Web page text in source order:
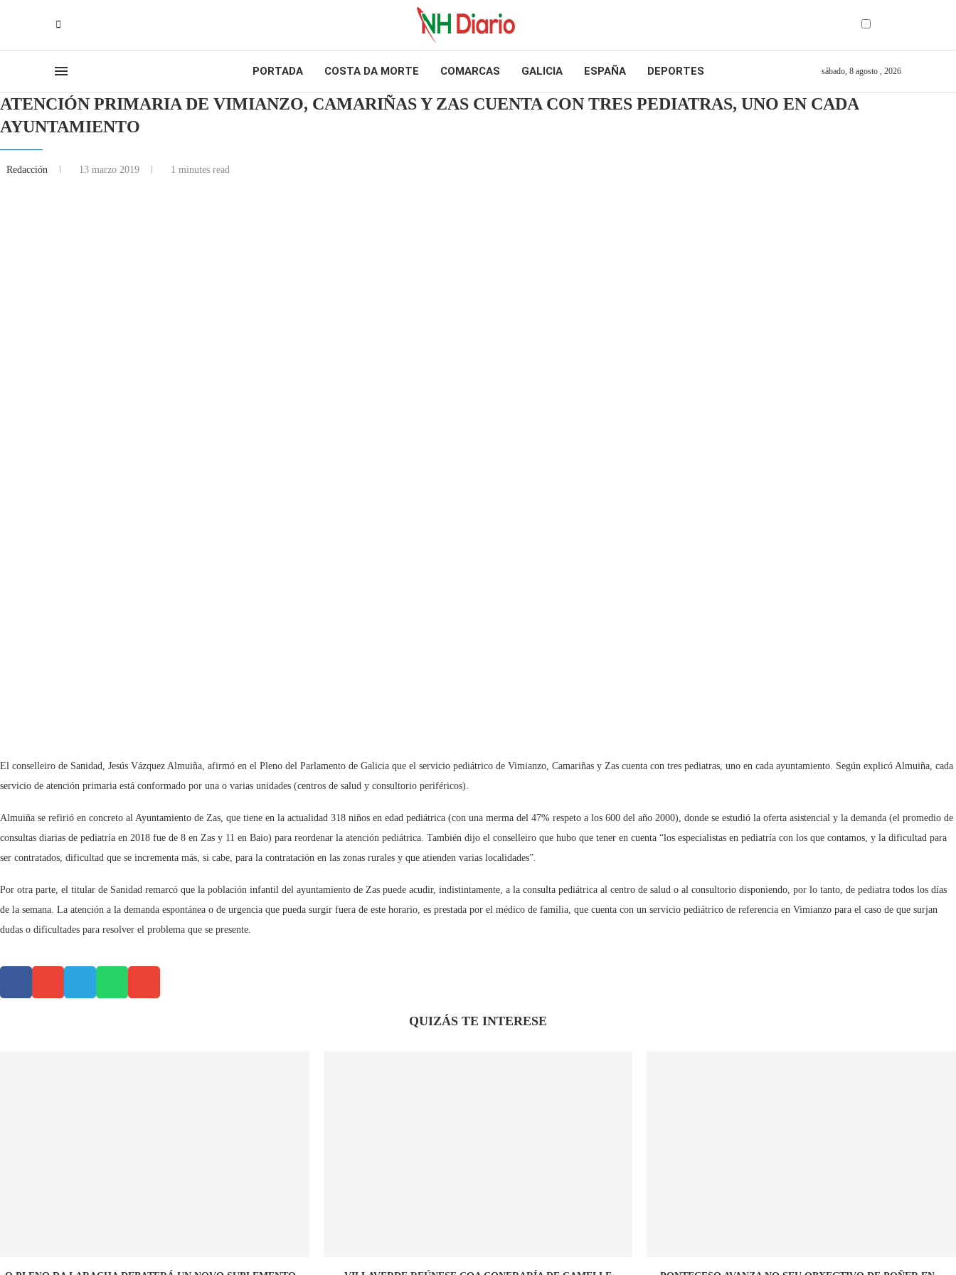
PORTADA COSTA DA MORTE COMARCAS GALICIA ESPAÑA DEPORTES sábado, 8 agosto , 2026
ATENCIÓN PRIMARIA DE VIMIANZO, CAMARIÑAS Y ZAS CUENTA CON TRES PEDIATRAS, UNO EN CADA
AYUNTAMIENTO
Redacción 13 marzo 2019 1 minutes read
El conselleiro de Sanidad, Jesús Vázquez Almuiña, afirmó en el Pleno del Parlamento de Galicia que el servicio pediátrico de Vimianzo, Camariñas y Zas cuenta con tres pediatras, uno en cada ayuntamiento. Según explicó Almuiña, cada
servicio de atención primaria está conformado por una o varias unidades (centros de salud y consultorio periféricos).
Almuiña se refirió en concreto al Ayuntamiento de Zas, que tiene en la actualidad 318 niños en edad pediátrica (con una merma del 47% respeto a los 600 del año 2000), donde se estudió la oferta asistencial y la demanda (el promedio de
consultas diarias de pediatría en 2018 fue de 8 en Zas y 11 en Baio) para reordenar la atención pediátrica. También dijo el conselleiro que hubo que tener en cuenta “los especialistas en pediatría con los que contamos, y la dificultad para
ser contratados, dificultad que se incrementa más, si cabe, para la contratación en las zonas rurales y que atienden varias localidades”.
Por otra parte, el titular de Sanidad remarcó que la población infantil del ayuntamiento de Zas puede acudir, indistintamente, a la consulta pediátrica al centro de salud o al consultorio disponiendo, por lo tanto, de pediatra todos los días
de la semana. La atención a la demanda espontánea o de urgencia que pueda surgir fuera de este horario, es prestada por el médico de familia, que cuenta con un servicio pediátrico de referencia en Vimianzo para el caso de que surjan
dudas o dificultades para resolver el problema que se presente.
QUIZÁS TE INTERESE